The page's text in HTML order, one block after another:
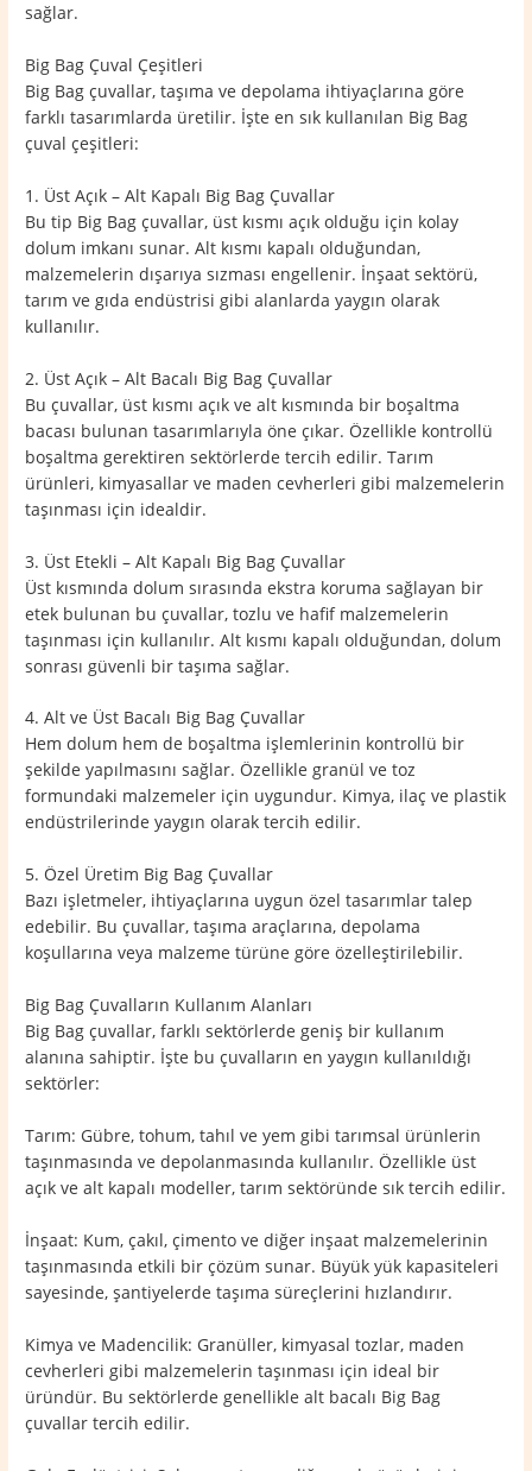
sağlar.
Big Bag Çuval Çeşitleri
Big Bag çuvallar, taşıma ve depolama ihtiyaçlarına göre
farklı tasarımlarda üretilir. İşte en sık kullanılan Big Bag
çuval çeşitleri:
1. Üst Açık – Alt Kapalı Big Bag Çuvallar
Bu tip Big Bag çuvallar, üst kısmı açık olduğu için kolay
dolum imkanı sunar. Alt kısmı kapalı olduğundan,
malzemelerin dışarıya sızması engellenir. İnşaat sektörü,
tarım ve gıda endüstrisi gibi alanlarda yaygın olarak
kullanılır.
2. Üst Açık – Alt Bacalı Big Bag Çuvallar
Bu çuvallar, üst kısmı açık ve alt kısmında bir boşaltma
bacası bulunan tasarımlarıyla öne çıkar. Özellikle kontrollü
boşaltma gerektiren sektörlerde tercih edilir. Tarım
ürünleri, kimyasallar ve maden cevherleri gibi malzemelerin
taşınması için idealdir.
3. Üst Etekli – Alt Kapalı Big Bag Çuvallar
Üst kısmında dolum sırasında ekstra koruma sağlayan bir
etek bulunan bu çuvallar, tozlu ve hafif malzemelerin
taşınması için kullanılır. Alt kısmı kapalı olduğundan, dolum
sonrası güvenli bir taşıma sağlar.
4. Alt ve Üst Bacalı Big Bag Çuvallar
Hem dolum hem de boşaltma işlemlerinin kontrollü bir
şekilde yapılmasını sağlar. Özellikle granül ve toz
formundaki malzemeler için uygundur. Kimya, ilaç ve plastik
endüstrilerinde yaygın olarak tercih edilir.
5. Özel Üretim Big Bag Çuvallar
Bazı işletmeler, ihtiyaçlarına uygun özel tasarımlar talep
edebilir. Bu çuvallar, taşıma araçlarına, depolama
koşullarına veya malzeme türüne göre özelleştirilebilir.
Big Bag Çuvalların Kullanım Alanları
Big Bag çuvallar, farklı sektörlerde geniş bir kullanım
alanına sahiptir. İşte bu çuvalların en yaygın kullanıldığı
sektörler:
Tarım: Gübre, tohum, tahıl ve yem gibi tarımsal ürünlerin
taşınmasında ve depolanmasında kullanılır. Özellikle üst
açık ve alt kapalı modeller, tarım sektöründe sık tercih edilir.
İnşaat: Kum, çakıl, çimento ve diğer inşaat malzemelerinin
taşınmasında etkili bir çözüm sunar. Büyük yük kapasiteleri
sayesinde, şantiyelerde taşıma süreçlerini hızlandırır.
Kimya ve Madencilik: Granüller, kimyasal tozlar, maden
cevherleri gibi malzemelerin taşınması için ideal bir
üründür. Bu sektörlerde genellikle alt bacalı Big Bag
çuvallar tercih edilir.